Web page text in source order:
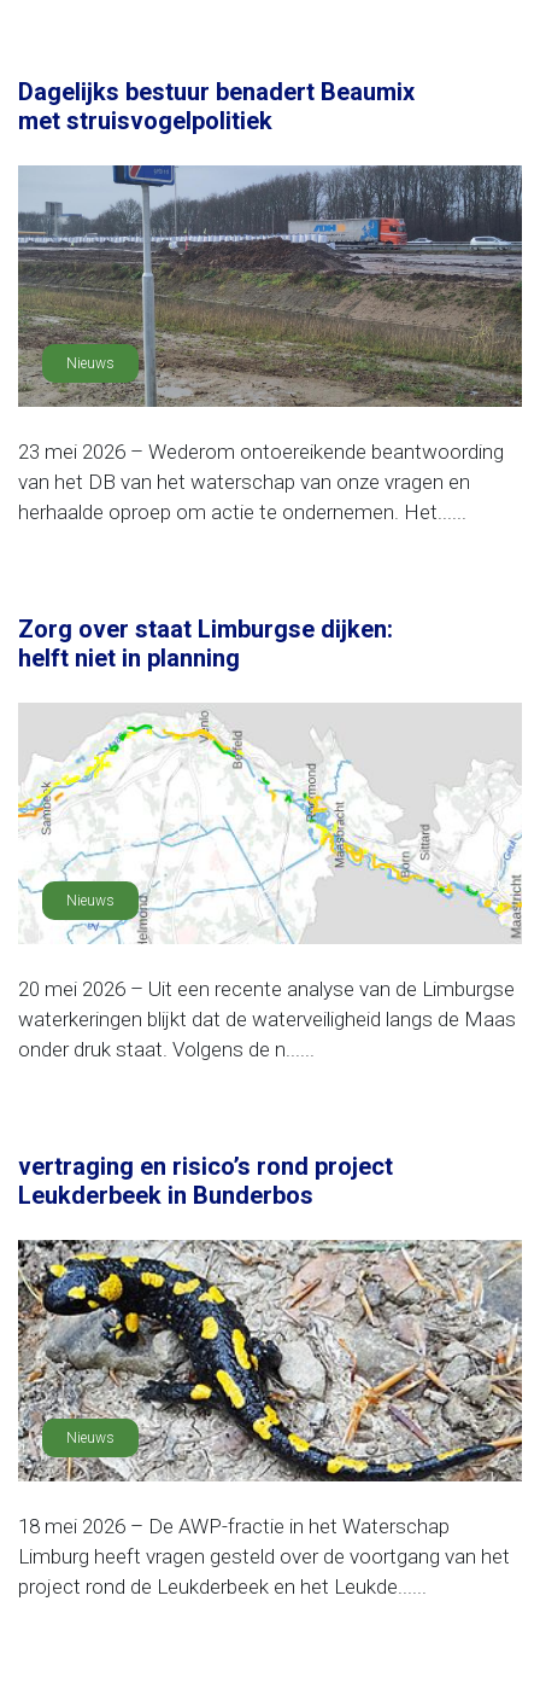
Dagelijks bestuur benadert Beaumix
met struisvogelpolitiek
Nieuws
23 mei 2026 – Wederom ontoereikende beantwoording
van het DB van het waterschap van onze vragen en
herhaalde oproep om actie te ondernemen. Het......
Zorg over staat Limburgse dijken:
helft niet in planning
Nieuws
20 mei 2026 – Uit een recente analyse van de Limburgse
waterkeringen blijkt dat de waterveiligheid langs de Maas
onder druk staat. Volgens de n......
vertraging en risico’s rond project
Leukderbeek in Bunderbos
Nieuws
18 mei 2026 – De AWP-fractie in het Waterschap
Limburg heeft vragen gesteld over de voortgang van het
project rond de Leukderbeek en het Leukde......